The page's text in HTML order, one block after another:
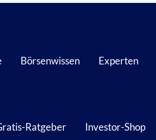
Börsenwissen Experten
Ratgeber Investor-Shop